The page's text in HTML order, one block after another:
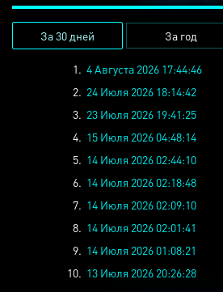
За 30 дней За год
1. 4 Августа 2026 17:44:46
2. 24 Июля 2026 18:14:42
3. 23 Июля 2026 19:41:25
4. 15 Июля 2026 04:48:14
5. 14 Июля 2026 02:44:10
6. 14 Июля 2026 02:18:48
7. 14 Июля 2026 02:09:10
8. 14 Июля 2026 02:01:41
9. 14 Июля 2026 01:08:21
10. 13 Июля 2026 20:26:28